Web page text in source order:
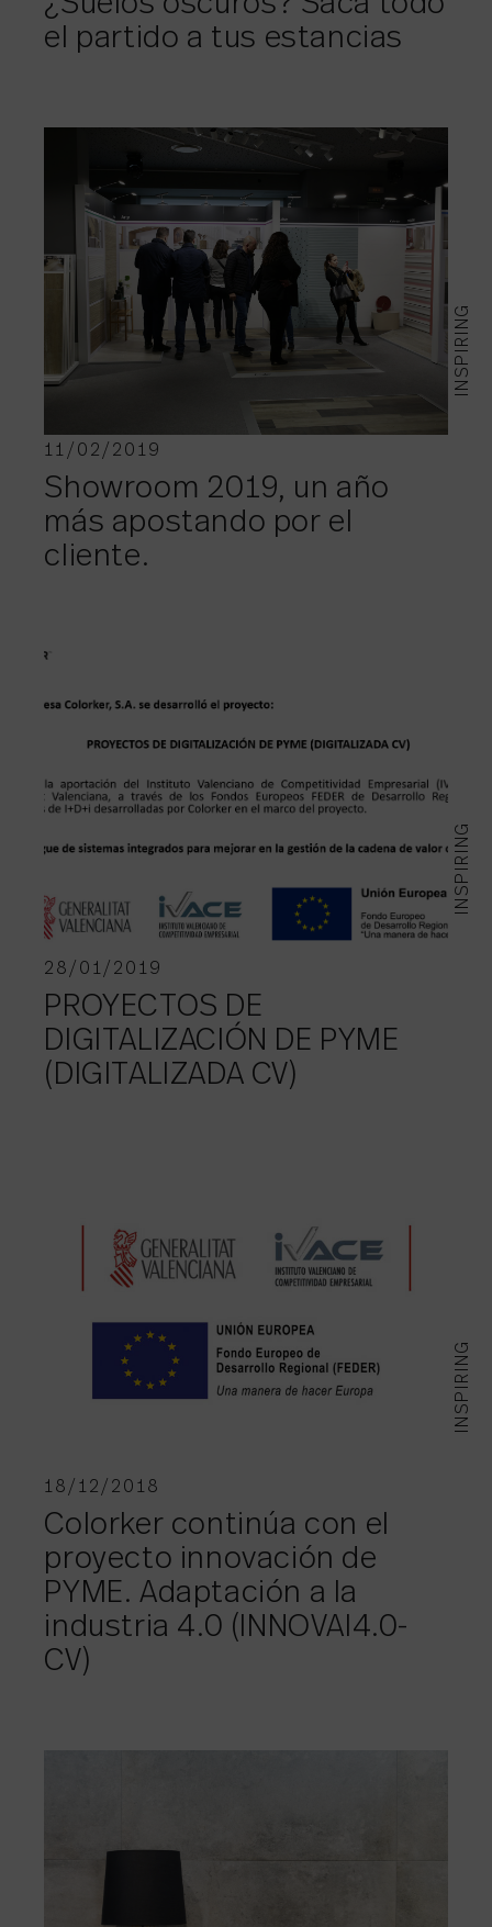
el partido a tus estancias
INSPIRING
11/02/2019
Showroom 2019, un año
más apostando por el
cliente.
INSPIRING
28/01/2019
PROYECTOS DE
DIGITALIZACIÓN DE PYME
(DIGITALIZADA CV)
INSPIRING
18/12/2018
Colorker continúa con el
proyecto innovación de
PYME. Adaptación a la
industria 4.0 (INNOVAI4.0-
CV)